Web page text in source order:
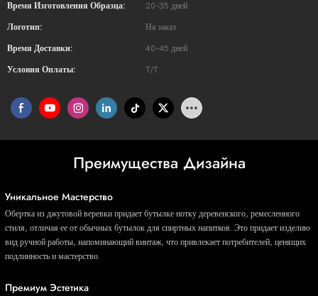
Время Изготовления Образца:
20-35 дней
Логотип: На заказ
Время Доставки: 40-45 дней
Условия Оплаты: T/T
Преимущества Дизайна
Уникальное Мастерство
Обертка из джутовой веревки придает бутылке нотку деревенского, ремесленного
стиля, отличая ее от обычных бутылок для спиртных напитков. Это придает изделию
вид ручной работы, напоминающий винтаж, что привлекает потребителей, ценящих
подлинность и мастерство.
Премиум Эстетика